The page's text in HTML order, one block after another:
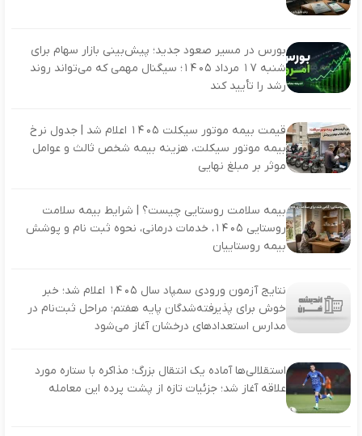
بورس در مسیر صعود جدید؛ پیش‌بینی بازار سهام برای
شنبه ۱۷ مرداد ۱۴۰۵؛ سیگنال مهمی که می‌تواند روند
رشد را تأیید کند
قیمت بیمه موتور سیکلت ۱۴۰۵ اعلام شد | جدول نرخ
بیمه موتور سیکلت، هزینه بیمه شخص ثالث و عوامل
موثر بر مبلغ نهایی
بیمه سلامت روستایی چیست؟ | شرایط بیمه سلامت
روستایی ۱۴۰۵، خدمات درمانی، نحوه ثبت نام و پوشش
بیمه روستاییان
نتایج آزمون ورودی سمپاد سال ۱۴۰۵ اعلام شد؛ خبر
خوش برای پذیرفته‌شدگان پایه هفتم؛ مراحل ثبت‌نام در
مدارس استعدادهای درخشان آغاز می‌شود
استقلالی‌ها آماده یک انتقال بزرگ؛ مذاکره با ستاره مورد
علاقه آغاز شد؛ جزئیات تازه از پشت پرده این معامله